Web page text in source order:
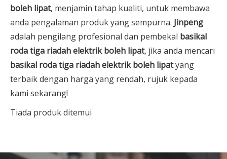
boleh lipat, menjamin tahap kualiti, untuk membawa
anda pengalaman produk yang sempurna. Jinpeng
adalah pengilang profesional dan pembekal basikal
roda tiga riadah elektrik boleh lipat, jika anda mencari
basikal roda tiga riadah elektrik boleh lipatyang
terbaik dengan harga yang rendah, rujuk kepada
kami sekarang!
Tiada produk ditemui